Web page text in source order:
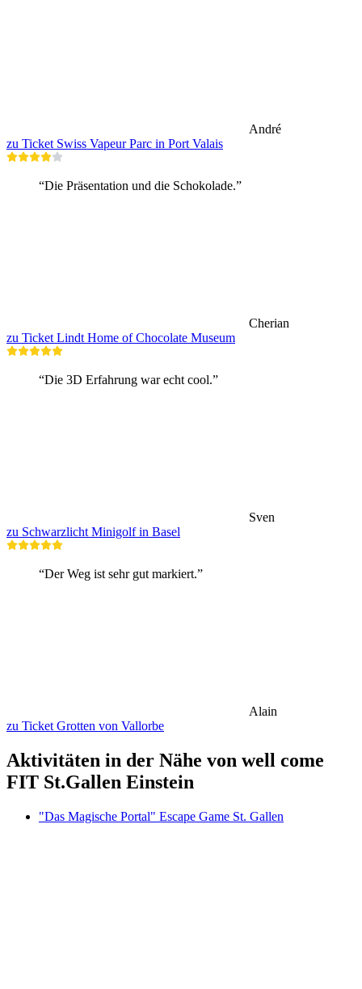
André
zu Ticket Swiss Vapeur Parc in Port Valais
“Die Präsentation und die Schokolade.”
Cherian
zu Ticket Lindt Home of Chocolate Museum
“Die 3D Erfahrung war echt cool.”
Sven
zu Schwarzlicht Minigolf in Basel
“Der Weg ist sehr gut markiert.”
Alain
zu Ticket Grotten von Vallorbe
Aktivitäten in der Nähe von well come
FIT St.Gallen Einstein
"Das Magische Portal" Escape Game St. Gallen